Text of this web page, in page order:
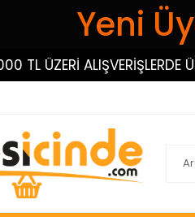
Yeni
TL ÜZERİ ALIŞVERİŞLERDE